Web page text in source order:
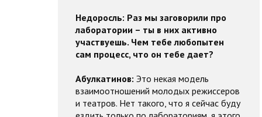
Недоросль: Раз мы заговорили про
лаборатории – ты в них активно
участвуешь. Чем тебе любопытен
сам процесс, что он тебе дает?
Абулкатинов: Это некая модель
взаимоотношений молодых режиссеров
и театров. Нет такого, что я сейчас буду